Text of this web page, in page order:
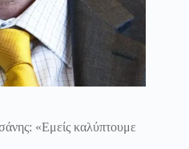
«Εμείς καλύπτουμε